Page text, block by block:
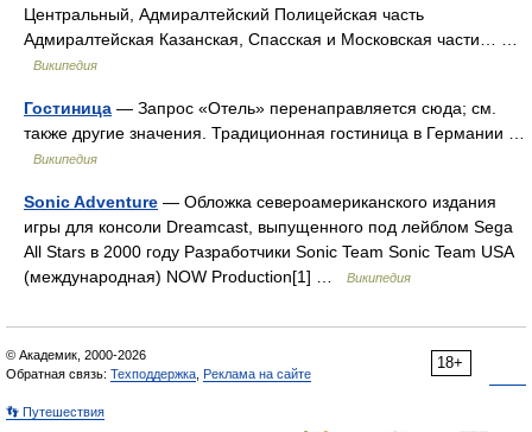
Центральный, Адмиралтейский Полицейская часть
Адмиралтейская Казанская, Спасская и Московская части… …
Википедия
Гостиница — Запрос «Отель» перенаправляется сюда; см.
также другие значения. Традиционная гостиница в Германии …
Википедия
Sonic Adventure — Обложка североамериканского издания
игры для консоли Dreamcast, выпущенного под лейблом Sega
All Stars в 2000 году Разработчики Sonic Team Sonic Team USA
(международная) NOW Production[1] …
Википедия
18+
© Академик, 2000-2026
Обратная связь: Техподдержка Реклама на сайте
👣 Путешествия